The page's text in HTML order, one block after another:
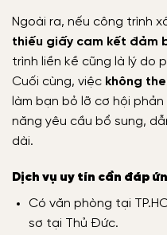
Ngoài ra, nếu công trình
thiếu giấy cam kết đảm
trình liền kề cũng là lý do
Cuối cùng, việc không
làm bạn bỏ lỡ cơ hội
năng yêu cầu bổ sung,
dài.
Dịch vụ uy tín cần đáp
Có văn phòng tại
sơ tại Thủ Đức.